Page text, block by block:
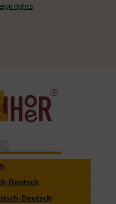
rights
Deutsch
Deutsch